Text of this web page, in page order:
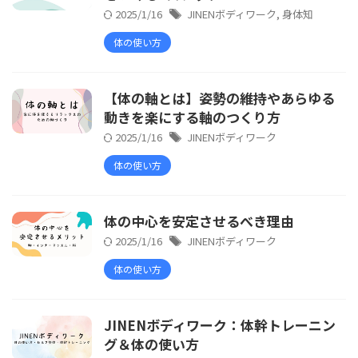
2025/1/16 JINENボディワーク, 身体知
体の使い方
【体の軸とは】姿勢の維持やあらゆる
動きを楽にする軸のつくり方
2025/1/16 JINENボディワーク
体の使い方
体の中心を安定させるべき理由
2025/1/16 JINENボディワーク
体の使い方
JINENボディワーク：体幹トレーニン
グ＆体の使い方